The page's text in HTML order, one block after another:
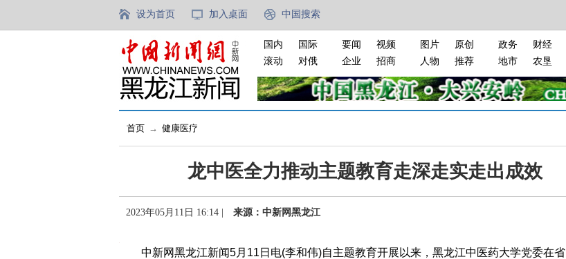
设为首页 加入桌面 中国搜索
国内
国际
滚动
对俄
要闻
视频
企业
招商
图片
原创
人物
推荐
政务
财经
地市
农垦
首页 → 健康医疗
龙中医全力推动主题教育走深走实走出成效
2023年05月11日 16:14 | 来源：中新网黑龙江
中新网黑龙江新闻5月11日电(李和伟)自主题教育开展以来，黑龙江中医药大学党委在省